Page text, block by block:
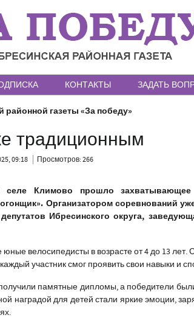
КОНТАКТЫ ЗАДАТЬ
газеты «За победу»
традиционным
09:18 Просмотров: 266
Климово прошло
Организатором соревнований
Ибресинского округа,
юные велосипедисты в возрасте от 4 до 13 лет.
участник смог проявить свои навыки и
памятные дипломы, а победители
наградой для детей стали яркие эмоции,